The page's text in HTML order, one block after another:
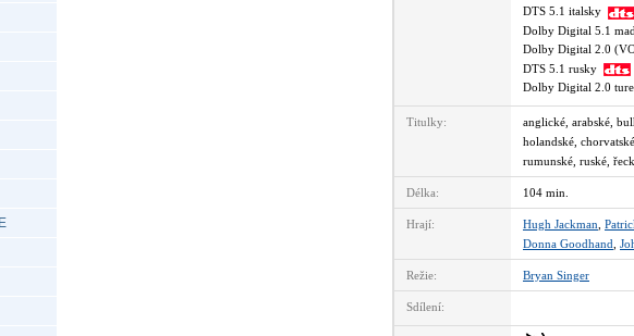
DTS 5.1 italsky
Dolby Digital 5.1
Dolby Digital 2.0
DTS 5.1 rusky
Dolby Digital 2.0
Titulky: anglické, arabské,
holandské,
rumunské, ruské,
Délka: 104 min.
Hrají: Hugh Jackman
Donna Goodhand
Režie: Bryan Singer
Sdílení: